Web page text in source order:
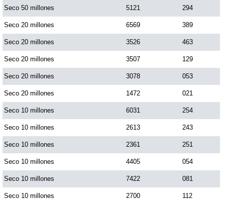
Seco 50 millones 5121 294
Seco 20 millones 6569 389
Seco 20 millones 3526 463
Seco 20 millones 3507 129
Seco 20 millones 3078 053
Seco 20 millones 1472 021
Seco 10 millones 6031 254
Seco 10 millones 2613 243
Seco 10 millones 2361 251
Seco 10 millones 4405 054
Seco 10 millones 7422 081
Seco 10 millones 2700 112